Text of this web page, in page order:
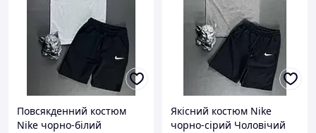
Повсякденний костюм
Nike чорно-білий
Якісний костюм Nike
чорно-сірий Чоловічий